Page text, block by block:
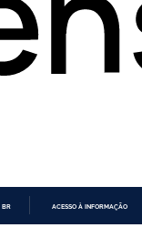
BR ACESSO À INFORMAÇÃO